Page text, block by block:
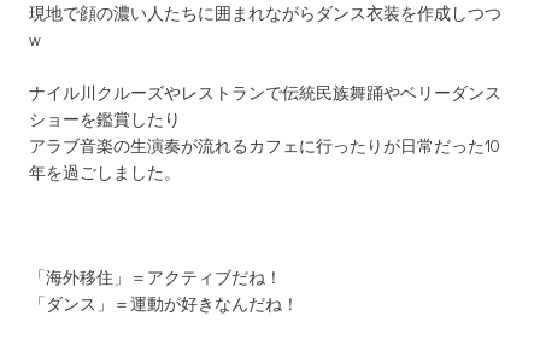
現地で顔の濃い人たちに囲まれながらダンス衣装を作成しつつ
w
ナイル川クルーズやレストランで伝統民族舞踊やベリーダンス
ショーを鑑賞したり
アラブ音楽の生演奏が流れるカフェに行ったりが日常だった10
年を過ごしました。
「海外移住」＝アクティブだね！
「ダンス」＝運動が好きなんだね！